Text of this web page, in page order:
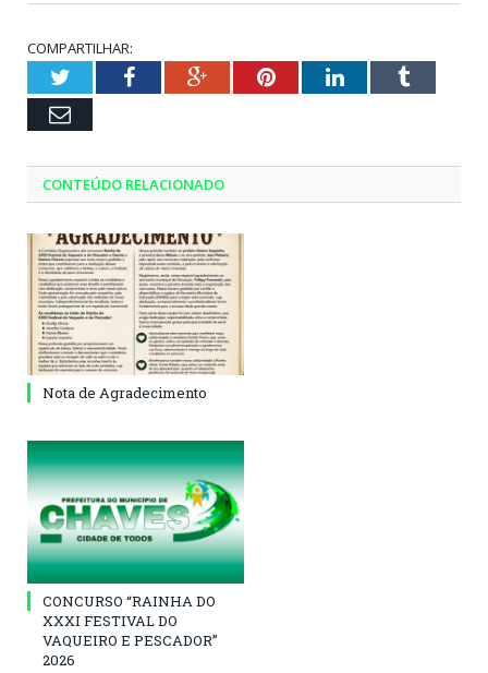
COMPARTILHAR:
TwitterFacebookGoogle+PinterestLinkedInTumblr
Email
CONTEÚDO RELACIONADO
Nota de Agradecimento
CONCURSO “RAINHA DO
XXXI FESTIVAL DO
VAQUEIRO E PESCADOR”
2026